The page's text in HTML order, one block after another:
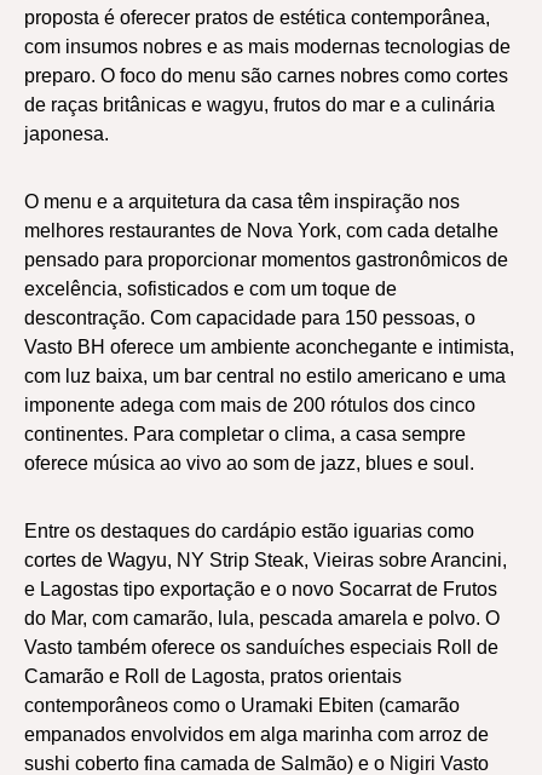
proposta é oferecer pratos de estética contemporânea,
com insumos nobres e as mais modernas tecnologias de
preparo. O foco do menu são carnes nobres como cortes
de raças britânicas e wagyu, frutos do mar e a culinária
japonesa.
O menu e a arquitetura da casa têm inspiração nos
melhores restaurantes de Nova York, com cada detalhe
pensado para proporcionar momentos gastronômicos de
excelência, sofisticados e com um toque de
descontração. Com capacidade para 150 pessoas, o
Vasto BH oferece um ambiente aconchegante e intimista,
com luz baixa, um bar central no estilo americano e uma
imponente adega com mais de 200 rótulos dos cinco
continentes. Para completar o clima, a casa sempre
oferece música ao vivo ao som de jazz, blues e soul.
Entre os destaques do cardápio estão iguarias como
cortes de Wagyu, NY Strip Steak, Vieiras sobre Arancini,
e Lagostas tipo exportação e o novo Socarrat de Frutos
do Mar, com camarão, lula, pescada amarela e polvo. O
Vasto também oferece os sanduíches especiais Roll de
Camarão e Roll de Lagosta, pratos orientais
contemporâneos como o Uramaki Ebiten (camarão
empanados envolvidos em alga marinha com arroz de
sushi coberto fina camada de Salmão) e o Nigiri Vasto